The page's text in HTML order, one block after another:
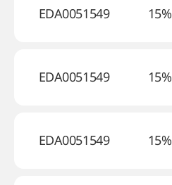
EDA0051549 15%
EDA0051549 15%
EDA0051549 15%